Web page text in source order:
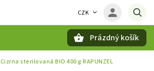
CZK
Prázdný košík
Cizrna sterilovaná BIO 400 g RAPUNZEL